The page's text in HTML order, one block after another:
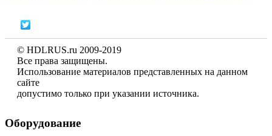
© HDLRUS.ru 2009-2019
Все права защищены.
Использование материалов представленных на данном
сайте
допустимо только при указании источника.
Оборудование